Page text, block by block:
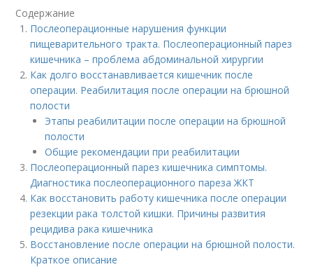
Содержание
Послеоперационные нарушения функции
пищеварительного тракта. Послеоперационный парез
кишечника – проблема абдоминальной хирургии
Как долго восстанавливается кишечник после
операции. Реабилитация после операции на брюшной
полости
Этапы реабилитации после операции на брюшной
полости
Общие рекомендации при реабилитации
Послеоперационный парез кишечника симптомы.
Диагностика послеоперационного пареза ЖКТ
Как восстановить работу кишечника после операции
резекции рака толстой кишки. Причины развития
рецидива рака кишечника
Восстановление после операции на брюшной полости.
Краткое описание